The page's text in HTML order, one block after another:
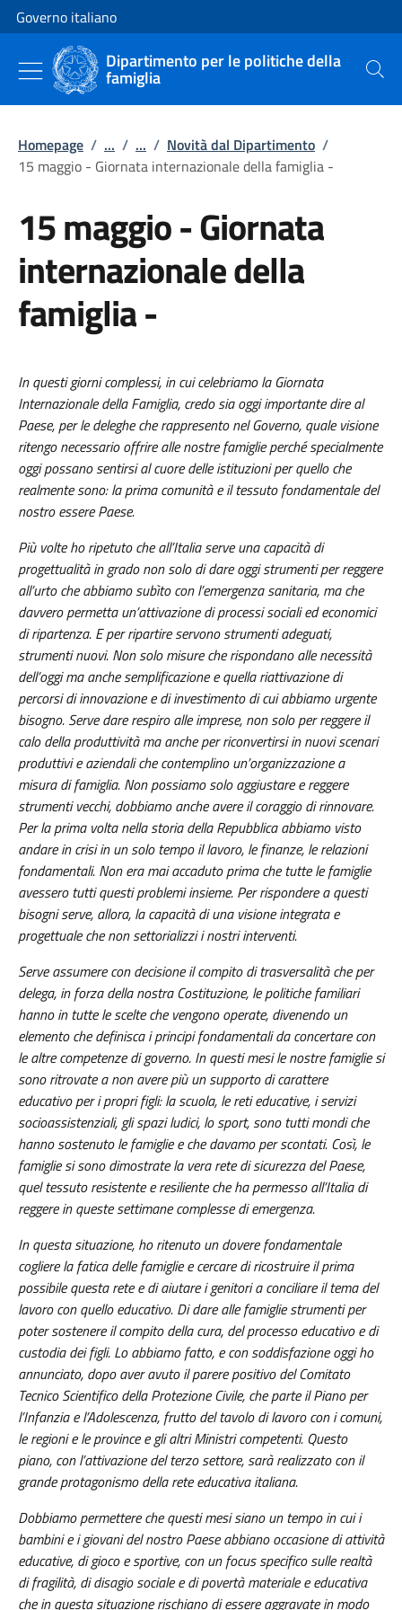
Vai al contenuto
Vai alla navigazione del sito
Governo italiano
Dipartimento per le politiche della
famiglia Cerca
Homepage / ... / ... / Novità dal Dipartimento /
15 maggio - Giornata internazionale della famiglia -
15 maggio - Giornata
internazionale della
famiglia -
In questi giorni complessi, in cui celebriamo la Giornata
Internazionale della Famiglia, credo sia oggi importante dire al
Paese, per le deleghe che rappresento nel Governo, quale visione
ritengo necessario offrire alle nostre famiglie perché specialmente
oggi possano sentirsi al cuore delle istituzioni per quello che
realmente sono: la prima comunità e il tessuto fondamentale del
nostro essere Paese.
Più volte ho ripetuto che all’Italia serve una capacità di
progettualità in grado non solo di dare oggi strumenti per reggere
all’urto che abbiamo subìto con l’emergenza sanitaria, ma che
davvero permetta un’attivazione di processi sociali ed economici
di ripartenza. E per ripartire servono strumenti adeguati,
strumenti nuovi. Non solo misure che rispondano alle necessità
dell’oggi ma anche semplificazione e quella riattivazione di
percorsi di innovazione e di investimento di cui abbiamo urgente
bisogno. Serve dare respiro alle imprese, non solo per reggere il
calo della produttività ma anche per riconvertirsi in nuovi scenari
produttivi e aziendali che contemplino un’organizzazione a
misura di famiglia. Non possiamo solo aggiustare e reggere
strumenti vecchi, dobbiamo anche avere il coraggio di rinnovare.
Per la prima volta nella storia della Repubblica abbiamo visto
andare in crisi in un solo tempo il lavoro, le finanze, le relazioni
fondamentali. Non era mai accaduto prima che tutte le famiglie
avessero tutti questi problemi insieme. Per rispondere a questi
bisogni serve, allora, la capacità di una visione integrata e
progettuale che non settorializzi i nostri interventi.
Serve assumere con decisione il compito di trasversalità che per
delega, in forza della nostra Costituzione, le politiche familiari
hanno in tutte le scelte che vengono operate, divenendo un
elemento che definisca i principi fondamentali da concertare con
le altre competenze di governo. In questi mesi le nostre famiglie si
sono ritrovate a non avere più un supporto di carattere
educativo per i propri figli: la scuola, le reti educative, i servizi
socioassistenziali, gli spazi ludici, lo sport, sono tutti mondi che
hanno sostenuto le famiglie e che davamo per scontati. Così, le
famiglie si sono dimostrate la vera rete di sicurezza del Paese,
quel tessuto resistente e resiliente che ha permesso all’Italia di
reggere in queste settimane complesse di emergenza.
In questa situazione, ho ritenuto un dovere fondamentale
cogliere la fatica delle famiglie e cercare di ricostruire il prima
possibile questa rete e di aiutare i genitori a conciliare il tema del
lavoro con quello educativo. Di dare alle famiglie strumenti per
poter sostenere il compito della cura, del processo educativo e di
custodia dei figli. Lo abbiamo fatto, e con soddisfazione oggi ho
annunciato, dopo aver avuto il parere positivo del Comitato
Tecnico Scientifico della Protezione Civile, che parte il Piano per
l’Infanzia e l’Adolescenza, frutto del tavolo di lavoro con i comuni,
le regioni e le province e gli altri Ministri competenti. Questo
piano, con l’attivazione del terzo settore, sarà realizzato con il
grande protagonismo della rete educativa italiana.
Dobbiamo permettere che questi mesi siano un tempo in cui i
bambini e i giovani del nostro Paese abbiano occasione di attività
educative, di gioco e sportive, con un focus specifico sulle realtà
di fragilità, di disagio sociale e di povertà materiale e educativa
che in questa situazione rischiano di essere aggravate in modo